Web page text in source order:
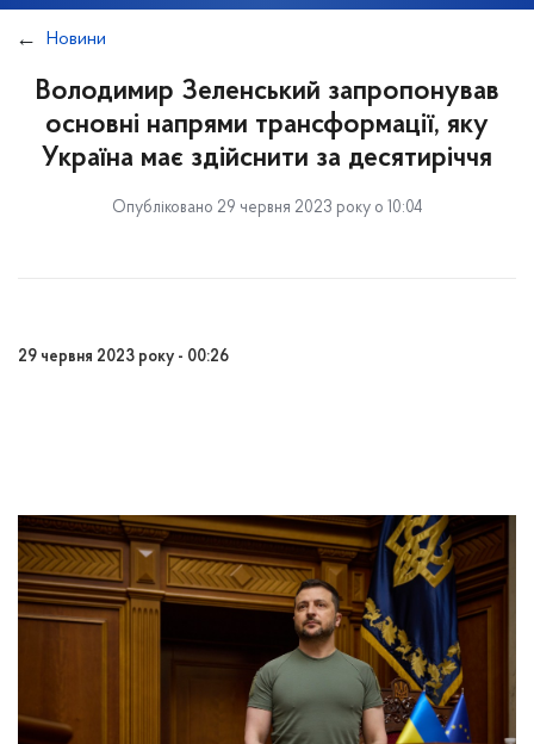
Новини
Володимир Зеленський запропонував
основні напрями трансформації, яку
Україна має здійснити за десятиріччя
Опубліковано 29 червня 2023 року о 10:04
29 червня 2023 року - 00:26